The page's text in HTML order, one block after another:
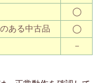
◯
ある中古品 ◯
－